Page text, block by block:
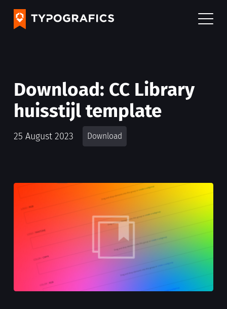
Download: CC Library
huisstijl template
25 August 2023 Download